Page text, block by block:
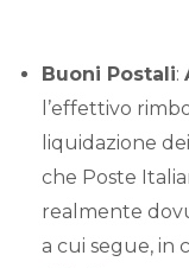
Buoni Postali:
l’effettivo
liquidazione
che Poste
realmente
a cui segue, in